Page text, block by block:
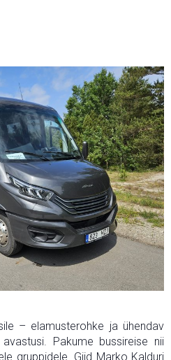
– elamusterohke ja ühendav
Pakume bussireise nii
gruppidele. Giid Marko Kalduri